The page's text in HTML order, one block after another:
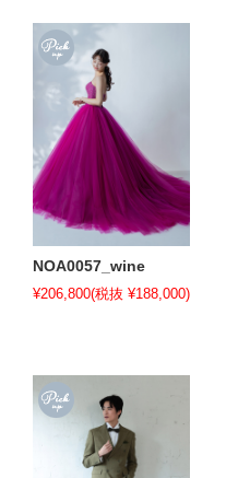
NOA0057_wine
¥206,800(税抜 ¥188,000)